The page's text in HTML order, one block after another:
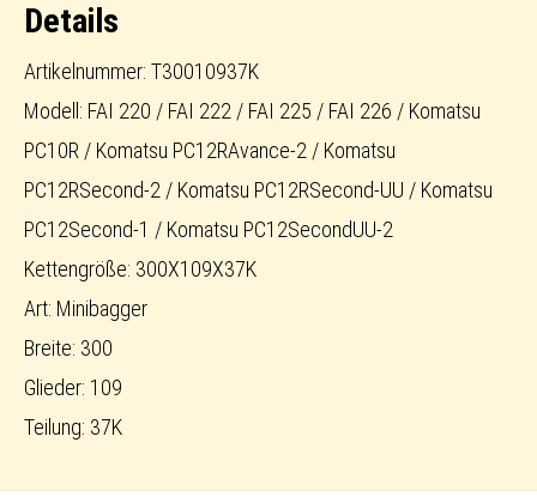
Details
Artikelnummer: T30010937K
Modell: FAI 220 / FAI 222 / FAI 225 / FAI 226 / Komatsu
PC10R / Komatsu PC12RAvance-2 / Komatsu
PC12RSecond-2 / Komatsu PC12RSecond-UU / Komatsu
PC12Second-1 / Komatsu PC12SecondUU-2
Kettengröße: 300X109X37K
Art: Minibagger
Breite: 300
Glieder: 109
Teilung: 37K